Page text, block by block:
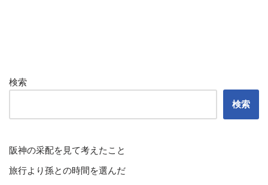
検索
検索
阪神の采配を見て考えたこと
旅行より孫との時間を選んだ